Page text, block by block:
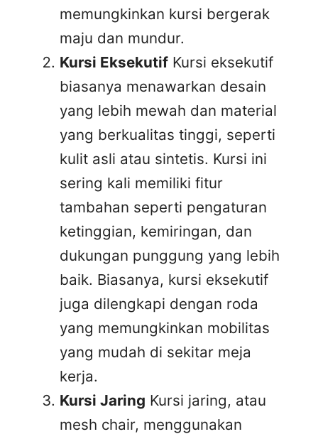
memungkinkan kursi bergerak
maju dan mundur.
Kursi Eksekutif Kursi eksekutif
biasanya menawarkan desain
yang lebih mewah dan material
yang berkualitas tinggi, seperti
kulit asli atau sintetis. Kursi ini
sering kali memiliki fitur
tambahan seperti pengaturan
ketinggian, kemiringan, dan
dukungan punggung yang lebih
baik. Biasanya, kursi eksekutif
juga dilengkapi dengan roda
yang memungkinkan mobilitas
yang mudah di sekitar meja
kerja.
Kursi Jaring Kursi jaring, atau
mesh chair, menggunakan